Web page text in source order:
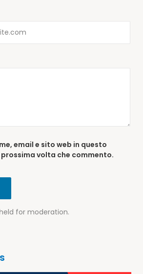
for moderation.
email e sito web in questo
volta che commento.